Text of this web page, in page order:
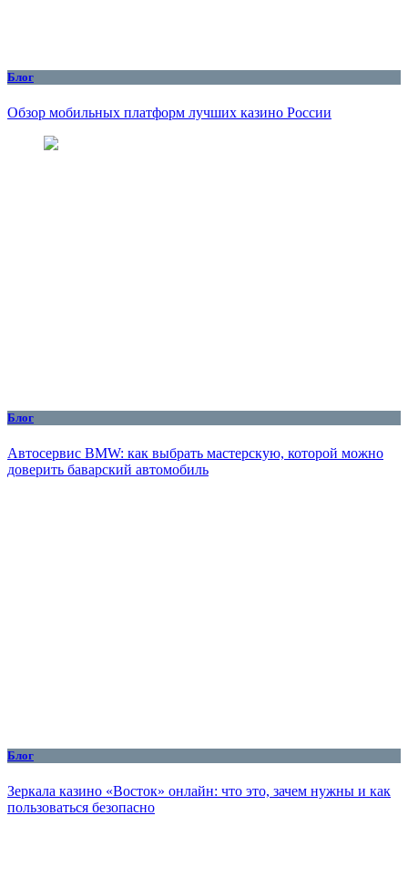
Блог
Обзор мобильных платформ лучших казино России
Блог
Автосервис BMW: как выбрать мастерскую, которой можно
доверить баварский автомобиль
Блог
Зеркала казино «Восток» онлайн: что это, зачем нужны и как
пользоваться безопасно